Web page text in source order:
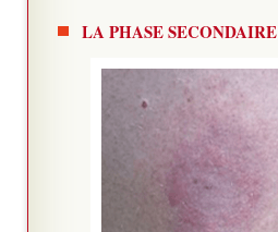
LA PHASE SECONDAIRE